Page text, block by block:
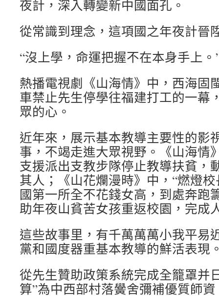
夜計，深入轉變新中國面孔。
從常識到理念，這項國之年夜計晉
“沒上學，命運把握不在本身手上。
熱播電視劇《山海情》中，西海固
車禁止先生停學往福建打工的一幕
眾的心。
近年來，展示基本教導主要性的影
事，不竭走進大眾視野。《山海情
支援派出支教步隊停止教導扶貧，
其人；《山花爛漫時》中，“燃燈
國第一所全不花錢女高，到處奔跑
助年夜山貧苦女孩重返校園，完
這些故事里，有千萬萬萬小我平易
黨和國度器重基本教導的鮮活表現
從先生贊助政策系統完成全籠罩并
算”為中西部村落黌舍彌補優質師